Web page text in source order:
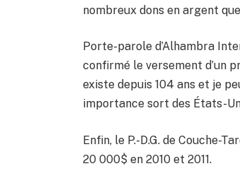
nombreux dons en argent
Porte-parole d’Alhambra
confirmé le versement d’un
existe depuis 104 ans et je
importance sort des États-
Enfin, le P.-D.G. de Couche-
20 000$ en 2010 et 2011.